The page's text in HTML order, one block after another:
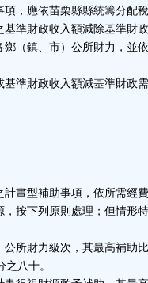
，應依苗栗縣縣統籌分配
準財政收入額減除基準財
（鎮、市）公所財力，並
準財政收入額減基準財政
畫型補助事項，依所需經
按下列原則處理；但情形
所財力級次，其最高補助
八十。